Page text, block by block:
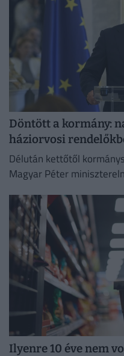
Döntött a kormány:
háziorvosi
Délután kettőtől
Magyar Péter
kerül a fókuszba.
Ilyenre 10 éve nem